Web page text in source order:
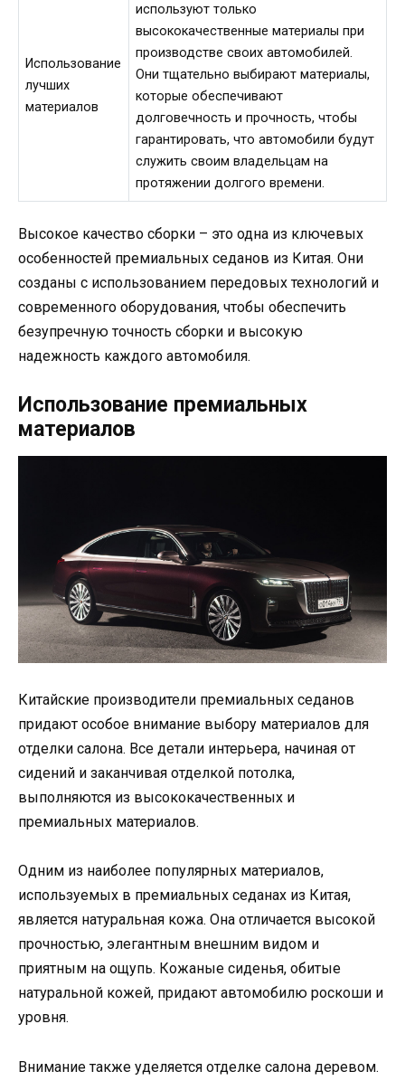
Использование
лучших
материалов
используют только
высококачественные материалы при
производстве своих автомобилей.
Они тщательно выбирают материалы,
которые обеспечивают
долговечность и прочность, чтобы
гарантировать, что автомобили будут
служить своим владельцам на
протяжении долгого времени.
Высокое качество сборки – это одна из ключевых
особенностей премиальных седанов из Китая. Они
созданы с использованием передовых технологий и
современного оборудования, чтобы обеспечить
безупречную точность сборки и высокую
надежность каждого автомобиля.
Использование премиальных
материалов
Китайские производители премиальных седанов
придают особое внимание выбору материалов для
отделки салона. Все детали интерьера, начиная от
сидений и заканчивая отделкой потолка,
выполняются из высококачественных и
премиальных материалов.
Одним из наиболее популярных материалов,
используемых в премиальных седанах из Китая,
является натуральная кожа. Она отличается высокой
прочностью, элегантным внешним видом и
приятным на ощупь. Кожаные сиденья, обитые
натуральной кожей, придают автомобилю роскоши и
уровня.
Внимание также уделяется отделке салона деревом.